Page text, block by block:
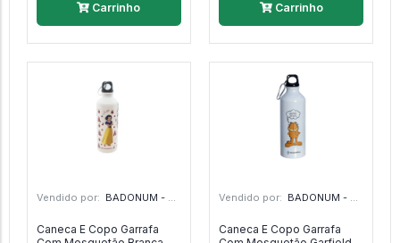
Carrinho Carrinho
Vendido por: BADONUM - GO
Caneca E Copo Garrafa
Vendido por: BADONUM - GO
Caneca E Copo Garrafa